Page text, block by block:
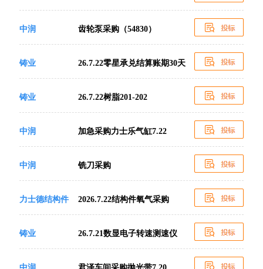
中润 齿轮泵采购（54830）
铸业 26.7.22零星承兑结算账期30天
铸业 26.7.22树脂201-202
中润 加急采购力士乐气缸7.22
中润 铣刀采购
力士德结构件 2026.7.22结构件氧气采购
铸业 26.7.21数显电子转速测速仪